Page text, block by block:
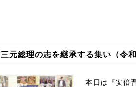
元総理の志を継承する集い（令
本日は『安倍